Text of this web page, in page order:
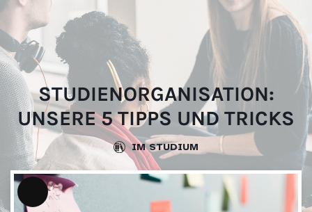
Skip
to
content
STUDIENORGANISATION:
UNSERE 5 TIPPS UND TRICKS
IM STUDIUM
Lange